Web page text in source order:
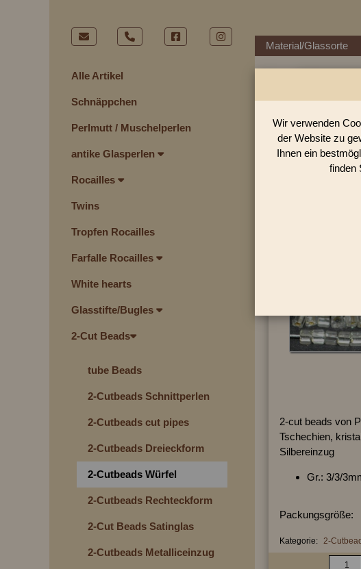
Alle Artikel
Schnäppchen
Perlmutt / Muschelperlen
antike Glasperlen
Rocailles
Twins
Tropfen Rocailles
Farfalle Rocailles
White hearts
Glasstifte/Bugles
2-Cut Beads
tube Beads
2-Cutbeads Schnittperlen
2-Cutbeads cut pipes
2-Cutbeads Dreieckform
2-Cutbeads Würfel
2-Cutbeads Rechteckform
2-Cut Beads Satinglas
2-Cutbeads Metalliceinzug
Material/Glassorte
In
2-cut beads von
Tschechien,
Silbereinzug
Gr.: 3/3/
Packungsgröße:
Kategorie: 2-
Wir verwenden
der Website zu
Ihnen ein
finden